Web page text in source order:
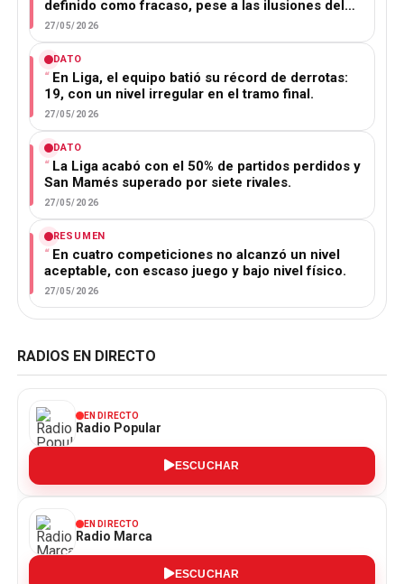
definido como fracaso, pese a las ilusiones del…
27/05/2026
DATO
En Liga, el equipo batió su récord de derrotas:
19, con un nivel irregular en el tramo final.
27/05/2026
DATO
La Liga acabó con el 50% de partidos perdidos y
San Mamés superado por siete rivales.
27/05/2026
RESUMEN
En cuatro competiciones no alcanzó un nivel
aceptable, con escaso juego y bajo nivel físico.
27/05/2026
RADIOS EN DIRECTO
EN DIRECTO
Radio Popular
ESCUCHAR
EN DIRECTO
Radio Marca
ESCUCHAR